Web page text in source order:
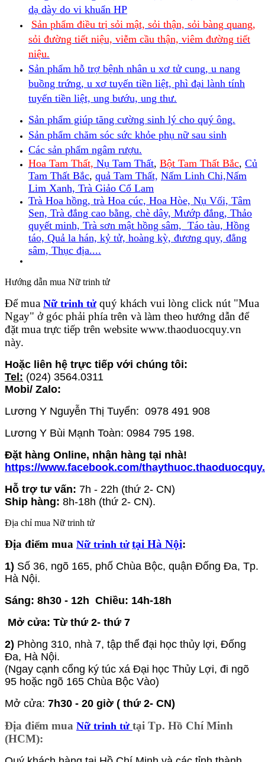
dạ dày do vi khuẩn HP
Sản phẩm điều trị sỏi mật, sỏi thận, sỏi bàng quang,
sỏi đường tiết niệu, viễm cầu thận, viêm đường tiết
niệu.
Sản phẩm hỗ trợ bệnh nhân u xơ tử cung, u nang
buồng trứng, u xơ tuyến tiền liệt, phì đại lành tính
tuyến tiền liệt, ung bướu, ung thư.
Sản phẩm giúp tăng cường sinh lý cho quý ông.
Sản phẩm chăm sóc sức khỏe phụ nữ sau sinh
Các sản phẩm ngâm rượu.
Hoa Tam Thất, Nụ Tam Thất, Bột Tam Thất Bắc, Củ
Tam Thất Bắc, quả Tam Thất, Nấm Linh Chi,Nấm
Lim Xanh, Trà Giảo Cổ Lam
Trà Hoa hồng, trà Hoa cúc, Hoa Hòe, Nụ Vối, Tâm
Sen, Trà đắng cao bằng, chè dây, Mướp đắng, Thảo
quyết minh, Trà sơn mật hồng sâm, Táo tàu, Hồng
táo, Quả la hán, kỷ tử, hoàng kỳ, đương quy, đẳng
sâm, Thục địa....
Hướng dẫn mua Nữ trinh tử
Để mua Nữ trinh tử quý khách vui lòng click nút "Mua
Ngay" ở góc phải phía trên và làm theo hướng dẫn để
đặt mua trực tiếp trên website www.thaoduocquy.vn
này.
Hoặc liên hệ trực tiếp với chúng tôi:
Tel: (024) 3564.0311
Mobi/ Zalo:
Lương Y Nguyễn Thị Tuyển: 0978 491 908
Lương Y Bùi Mạnh Toàn: 0984 795 198.
Đặt hàng Online, nhận hàng tại nhà!
https://www.facebook.com/
Hỗ trợ tư vấn: 7h - 22h (thứ 2- CN)
Ship hàng: 8h-18h (thứ 2- CN).
Địa chỉ mua Nữ trinh tử
Địa điểm mua Nữ trinh tử tại Hà Nội:
1) Số 36, ngõ 165, phố Chùa Bộc, quận Đống Đa, Tp.
Hà Nội.
Sáng: 8h30 - 12h Chiều: 14h-18h
Mở cửa: Từ thứ 2- thứ 7
2) Phòng 310, nhà 7, tập thể đại học thủy lợi, Đống
Đa, Hà Nội.
(Ngay cạnh cổng ký túc xá Đại học Thủy Lợi, đi ngõ
95 hoặc ngõ 165 Chùa Bộc Vào)
Mở cửa: 7h30 - 20 giờ ( thứ 2- CN)
Địa điểm mua Nữ trinh tử tại Tp. Hồ Chí Minh
(HCM):